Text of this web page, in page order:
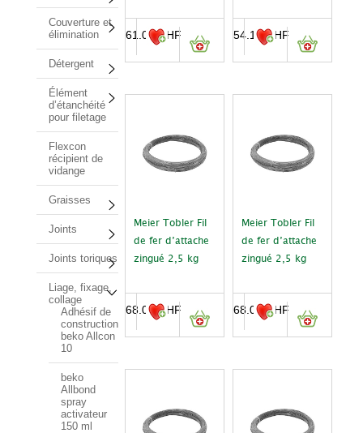
Couverture et
élimination
Détergent
Élément
d’étanchéité
pour filetage
Flexcon
récipient de
vidange
Graisses
Joints
Joints toriques
Liage, fixage,
collage
Adhésif de
construction
beko Allcon
10
beko
Allbond
spray
activateur
150 ml
61.00CHF 54.10CHF
Meier Tobler Fil
de fer d’attache
zingué 2,5 kg
68.00CHF
Meier Tobler Fil
de fer d’attache
zingué 2,5 kg
68.00CHF